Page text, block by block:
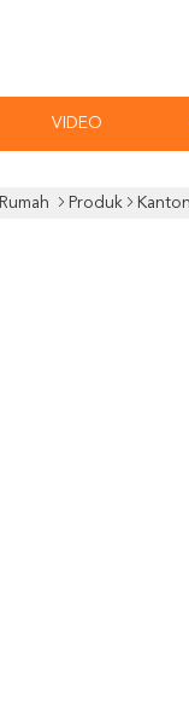
VIDEO
Rumah Produk